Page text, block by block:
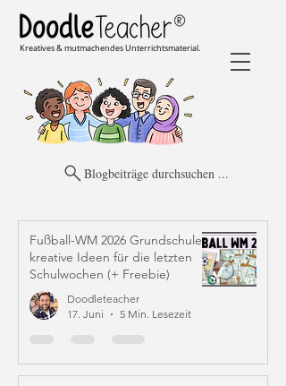
Kreatives & mutmachendes Unterrichtsmaterial.
Blogbeiträge durchsuchen ...
Fußball-WM 2026 Grundschule:
kreative Ideen für die letzten
Schulwochen (+ Freebie)
Doodleteacher
17. Juni
5 Min. Lesezeit